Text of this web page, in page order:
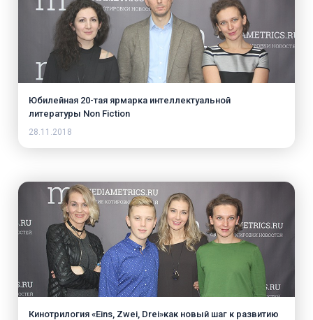
Юбилейная 20-тая ярмарка интеллектуальной
литературы Non Fiction
28.11.2018
Кинотрилогия «Eins, Zwei, Drei»как новый шаг к развитию